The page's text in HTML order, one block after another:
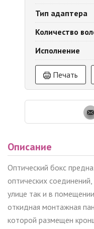
Тип адаптера
Количество
Исполнение
Печать
Описание
Оптический бокс
оптических
улице так и в
откидная монтажная
которой размещен